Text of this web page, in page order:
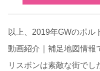
以上、2019年GWのポル
動画紹介｜補足地図情報
リスボンは素敵な街で